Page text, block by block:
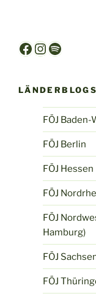
Facebook
Instagram
Spotify
LÄNDERBLOGS
FÖJ
FÖJ Berlin
FÖJ Hessen
FÖJ
FÖJ
Hamburg)
FÖJ
FÖJ